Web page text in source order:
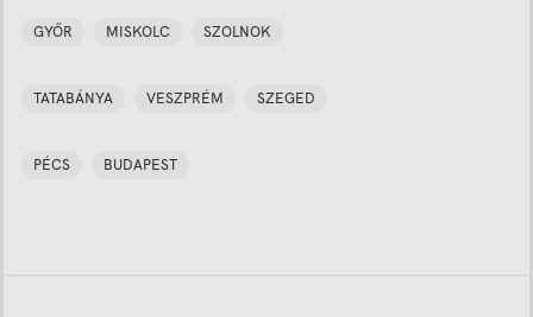
GYŐR MISKOLC SZOLNOK
TATABÁNYA VESZPRÉM SZEGED
PÉCS BUDAPEST